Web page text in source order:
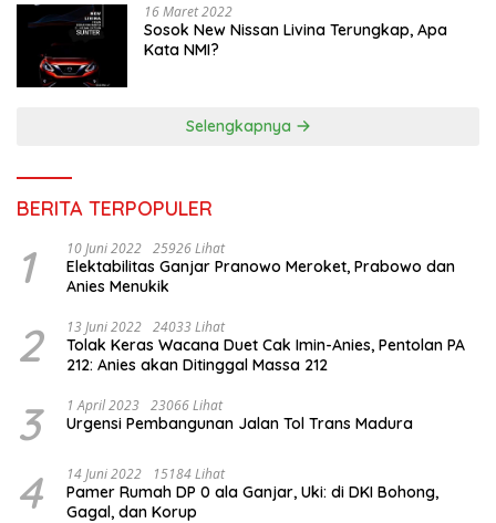
16 Maret 2022
Sosok New Nissan Livina Terungkap, Apa
Kata NMI?
Selengkapnya
BERITA TERPOPULER
1 10 Juni 2022 25926 Lihat
Elektabilitas Ganjar Pranowo Meroket, Prabowo dan
Anies Menukik
2 13 Juni 2022 24033 Lihat
Tolak Keras Wacana Duet Cak Imin-Anies, Pentolan PA
212: Anies akan Ditinggal Massa 212
3 1 April 2023 23066 Lihat
Urgensi Pembangunan Jalan Tol Trans Madura
4 14 Juni 2022 15184 Lihat
Pamer Rumah DP 0 ala Ganjar, Uki: di DKI Bohong,
Gagal, dan Korup